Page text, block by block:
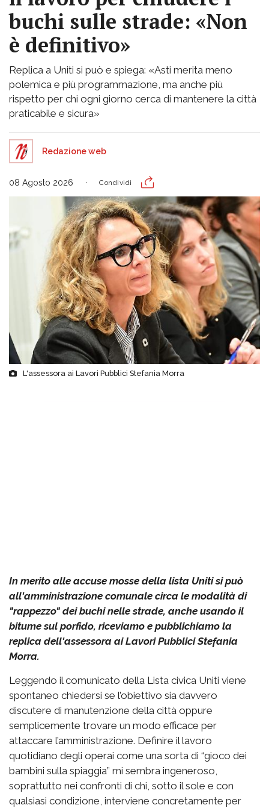
buchi sulle strade: «Non
è definitivo»
Replica a Uniti si può e spiega: «Asti merita meno
polemica e più programmazione, ma anche più
rispetto per chi ogni giorno cerca di mantenere la città
praticabile e sicura»
Redazione web
08 Agosto 2026 Condividi
L'assessora ai Lavori Pubblici Stefania Morra
In merito alle accuse mosse della lista Uniti si può
all'amministrazione comunale circa le modalità di
"rappezzo" dei buchi nelle strade, anche usando il
bitume sul porfido, riceviamo e pubblichiamo la
replica dell'assessora ai Lavori Pubblici Stefania
Morra.
Leggendo il comunicato della Lista civica Uniti viene
spontaneo chiedersi se l’obiettivo sia davvero
discutere di manutenzione della città oppure
semplicemente trovare un modo efficace per
attaccare l’amministrazione. Definire il lavoro
quotidiano degli operai come una sorta di “gioco dei
bambini sulla spiaggia” mi sembra ingeneroso,
soprattutto nei confronti di chi, sotto il sole e con
qualsiasi condizione, interviene concretamente per